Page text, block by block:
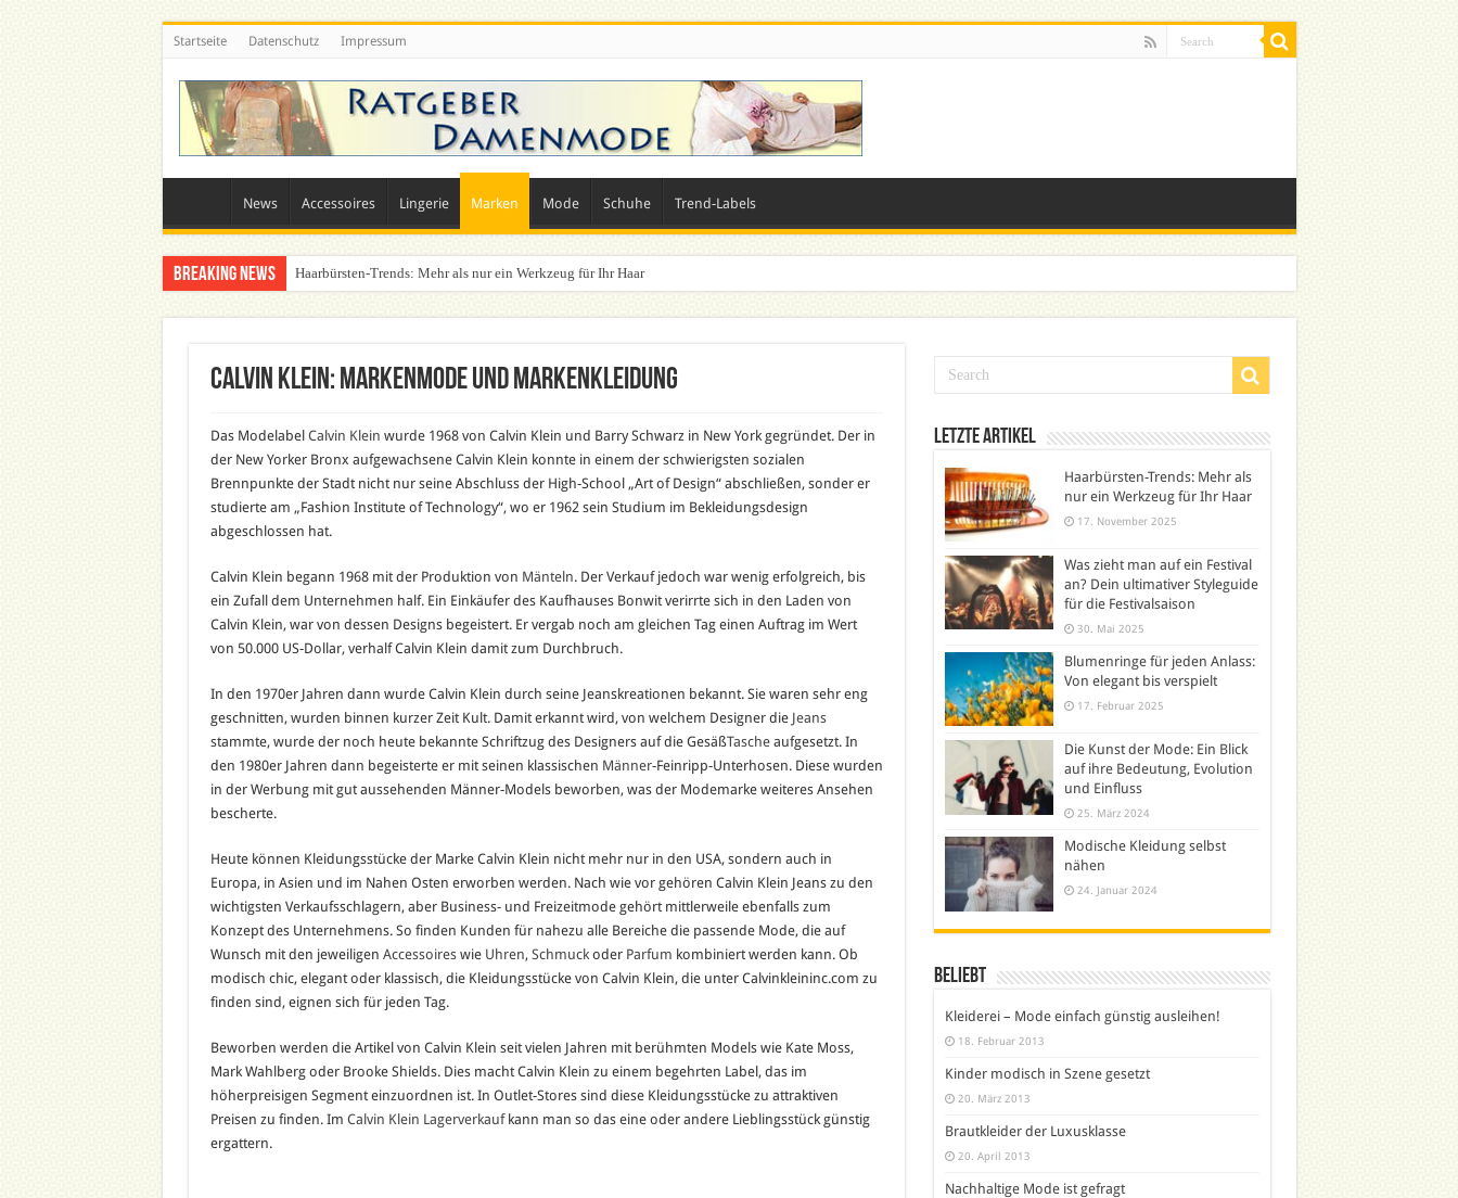
Startseite Datenschutz Impressum
News Accessoires Lingerie Marken Mode Schuhe Trend-Labels
Breaking News Haarbürsten-Trends: Mehr als nur ein Werkzeug für Ihr Haar
Was zieht man auf ein Festival an? Dein ultimativer Styleguide für die Festivalsaison
Calvin Klein: Markenmode und Markenkleidung
Das Modelabel Calvin Klein wurde 1968 von Calvin Klein und Barry Schwarz in New York gegründet. Der in
der New Yorker Bronx aufgewachsene Calvin Klein konnte in einem der schwierigsten sozialen
Brennpunkte der Stadt nicht nur seine Abschluss der High-School „Art of Design“ abschließen, sonder er
studierte am „Fashion Institute of Technology“, wo er 1962 sein Studium im Bekleidungsdesign
abgeschlossen hat.
Calvin Klein begann 1968 mit der Produktion von Mänteln. Der Verkauf jedoch war wenig erfolgreich, bis
ein Zufall dem Unternehmen half. Ein Einkäufer des Kaufhauses Bonwit verirrte sich in den Laden von
Calvin Klein, war von dessen Designs begeistert. Er vergab noch am gleichen Tag einen Auftrag im Wert
von 50.000 US-Dollar, verhalf Calvin Klein damit zum Durchbruch.
In den 1970er Jahren dann wurde Calvin Klein durch seine Jeanskreationen bekannt. Sie waren sehr eng
geschnitten, wurden binnen kurzer Zeit Kult. Damit erkannt wird, von welchem Designer die Jeans
stammte, wurde der noch heute bekannte Schriftzug des Designers auf die GesäßTascheaufgesetzt. In
den 1980er Jahren dann begeisterte er mit seinen klassischen Männer-Feinripp-Unterhosen. Diese wurden
in der Werbung mit gut aussehenden Männer-Models beworben, was der Modemarke weiteres Ansehen
bescherte.
Heute können Kleidungsstücke der Marke Calvin Klein nicht mehr nur in den USA, sondern auch in
Europa, in Asien und im Nahen Osten erworben werden. Nach wie vor gehören Calvin Klein Jeans zu den
wichtigsten Verkaufsschlagern, aber Business- und Freizeitmode gehört mittlerweile ebenfalls zum
Konzept des Unternehmens. So finden Kunden für nahezu alle Bereiche die passende Mode, die auf
Wunsch mit den jeweiligen Accessoireswie Uhren, Schmuckoder Parfum kombiniert werden kann. Ob
modisch chic, elegant oder klassisch, die Kleidungsstücke von Calvin Klein, die unter Calvinkleininc.com zu
finden sind, eignen sich für jeden Tag.
Beworben werden die Artikel von Calvin Klein seit vielen Jahren mit berühmten Models wie Kate Moss,
Mark Wahlberg oder Brooke Shields. Dies macht Calvin Klein zu einem begehrten Label, das im
höherpreisigen Segment einzuordnen ist. In Outlet-Stores sind diese Kleidungsstücke zu attraktiven
Preisen zu finden. Im Calvin Klein Lagerverkaufkann man so das eine oder andere Lieblingsstück günstig
ergattern.
Letzte Artikel
Haarbürsten-Trends: Mehr als
nur ein Werkzeug für Ihr Haar
17. November 2025
Was zieht man auf ein Festival
an? Dein ultimativer Styleguide
für die Festivalsaison
30. Mai 2025
Blumenringe für jeden Anlass:
Von elegant bis verspielt
17. Februar 2025
Die Kunst der Mode: Ein Blick
auf ihre Bedeutung, Evolution
und Einfluss
25. März 2024
Modische Kleidung selbst
nähen
24. Januar 2024
Beliebt
Kleiderei – Mode einfach günstig ausleihen!
18. Februar 2013
Kinder modisch in Szene gesetzt
20. März 2013
Brautkleider der Luxusklasse
20. April 2013
Nachhaltige Mode ist gefragt